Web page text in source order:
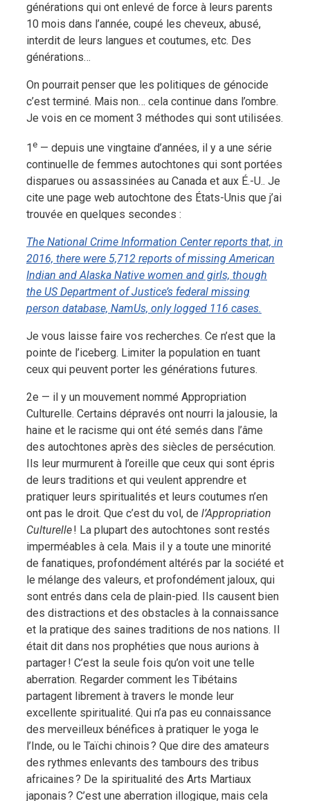
générations qui ont enlevé de force à leurs parents
10 mois dans l’année, coupé les cheveux, abusé,
interdit de leurs langues et coutumes, etc. Des
générations…
On pourrait penser que les politiques de génocide
c’est terminé. Mais non… cela continue dans l’ombre.
Je vois en ce moment 3 méthodes qui sont utilisées.
1 e — depuis une vingtaine d’années, il y a une série
continuelle de femmes autochtones qui sont portées
disparues ou assassinées au Canada et aux É.-U.. Je
cite une page web autochtone des États-Unis que j’ai
trouvée en quelques secondes :
The National Crime Information Center reports that, in
2016, there were 5,712 reports of missing American
Indian and Alaska Native women and girls, though
the US Department of Justice’s federal missing
person database, NamUs, only logged 116 cases.
Je vous laisse faire vos recherches. Ce n’est que la
pointe de l’iceberg. Limiter la population en tuant
ceux qui peuvent porter les générations futures.
2e — il y un mouvement nommé Appropriation
Culturelle. Certains dépravés ont nourri la jalousie, la
haine et le racisme qui ont été semés dans l’âme
des autochtones après des siècles de persécution.
Ils leur murmurent à l’oreille que ceux qui sont épris
de leurs traditions et qui veulent apprendre et
pratiquer leurs spiritualités et leurs coutumes n’en
ont pas le droit. Que c’est du vol, de l’Appropriation
Culturelle! La plupart des autochtones sont restés
imperméables à cela. Mais il y a toute une minorité
de fanatiques, profondément altérés par la société et
le mélange des valeurs, et profondément jaloux, qui
sont entrés dans cela de plain-pied. Ils causent bien
des distractions et des obstacles à la connaissance
et la pratique des saines traditions de nos nations. Il
était dit dans nos prophéties que nous aurions à
partager ! C’est la seule fois qu’on voit une telle
aberration. Regarder comment les Tibétains
partagent librement à travers le monde leur
excellente spiritualité. Qui n’a pas eu connaissance
des merveilleux bénéfices à pratiquer le yoga le
l’Inde, ou le Taïchi chinois ? Que dire des amateurs
des rythmes enlevants des tambours des tribus
africaines ? De la spiritualité des Arts Martiaux
japonais ? C’est une aberration illogique, mais cela